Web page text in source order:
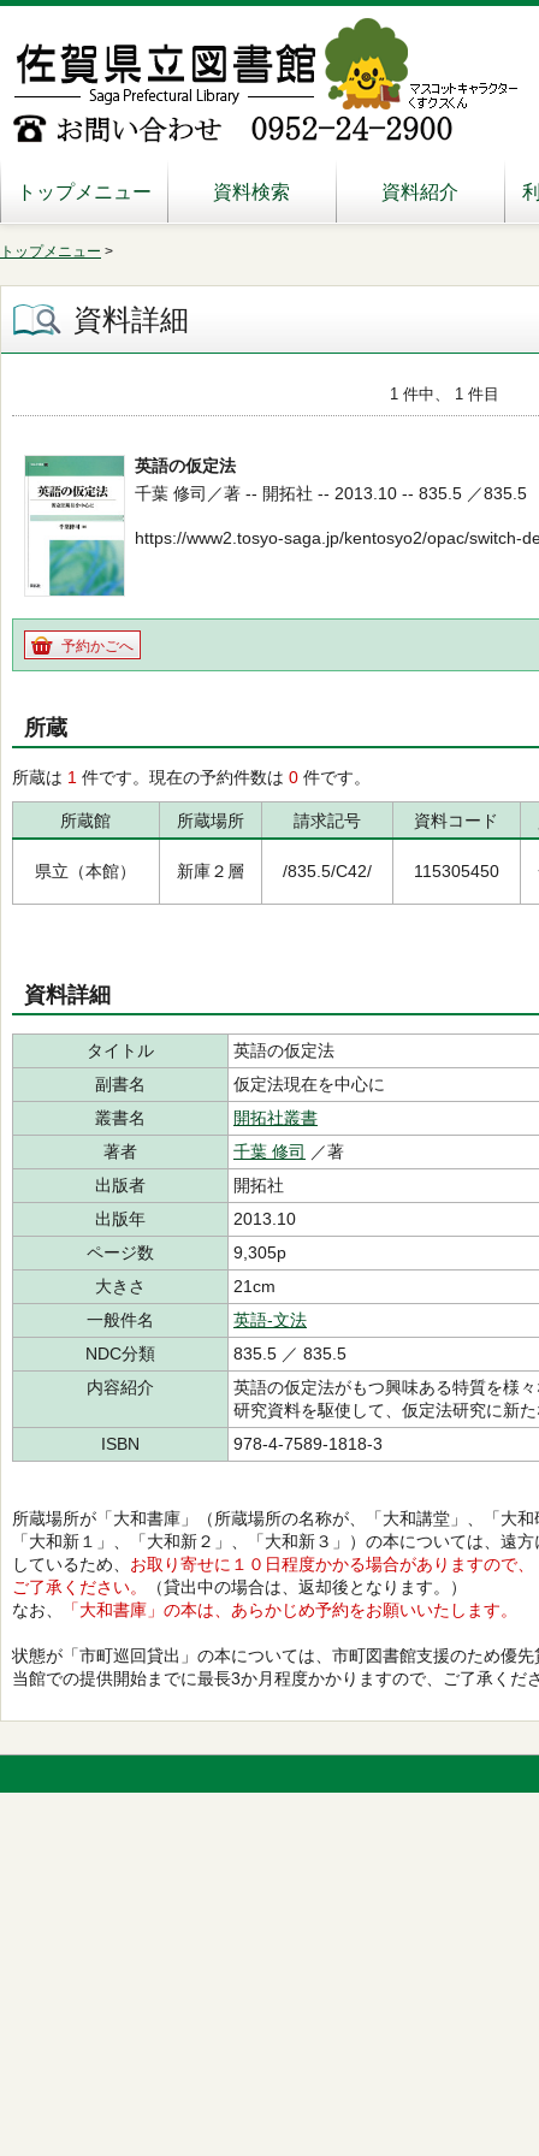
トップメニュー 資料検索 資料紹介
トップメニュー >
資料詳細
1 件中、 1 件目
英語の仮定法
千葉 修司／著 -- 開拓社 -- 2013.10 -- 835.5 ／835.5
https://www2.tosyo-saga.jp/kentosyo2/opac/switch-
予約かごへ
所蔵
所蔵は 1 件です。現在の予約件数は 0 件です。
所蔵館 所蔵場所 請求記号 資料コード
県立（本館） 新庫２層 /835.5/C42/ 115305450
資料詳細
タイトル
英語の仮定法
副書名
仮定法現在を中心に
叢書名
開拓社叢書
著者
千葉 修司
／著
出版者
開拓社
出版年
2013.10
ページ数
9,305p
大きさ
21cm
一般件名
英語-文法
NDC分類
835.5 ／ 835.5
内容紹介
英語の仮定法がもつ興味ある特質を様
研究資料を駆使して、仮定法研究に新
ISBN
978-4-7589-1818-3
所蔵場所が「大和書庫」（所蔵場所の名称が、「大和講堂」、「大和
「大和新１」、「大和新２」、「大和新３」）の本については、遠方
しているため、 お取り寄せに１０日程度かかる場合がありますので、
ご了承ください。
（貸出中の場合は、返却後となります。）
なお、
「大和書庫」の本は、あらかじめ予約をお願いいたします。
状態が「市町巡回貸出」の本については、市町図書館支援のため優
当館での提供開始までに最長3か月程度かかりますので、ご了承くだ